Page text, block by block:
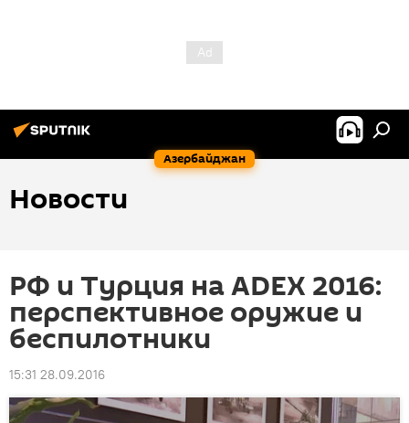
Азербайджан
Новости
РФ и Турция на ADEX 2016:
перспективное оружие и
беспилотники
15:31 28.09.2016